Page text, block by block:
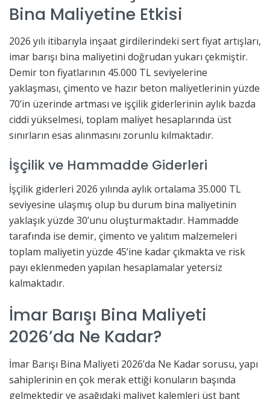
Bina Maliyetine Etkisi
2026 yılı itibarıyla inşaat girdilerindeki sert fiyat artışları,
imar barışı bina maliyetini doğrudan yukarı çekmiştir.
Demir ton fiyatlarının 45.000 TL seviyelerine
yaklaşması, çimento ve hazır beton maliyetlerinin yüzde
70’in üzerinde artması ve işçilik giderlerinin aylık bazda
ciddi yükselmesi, toplam maliyet hesaplarında üst
sınırların esas alınmasını zorunlu kılmaktadır.
İşçilik ve Hammadde Giderleri
İşçilik giderleri 2026 yılında aylık ortalama 35.000 TL
seviyesine ulaşmış olup bu durum bina maliyetinin
yaklaşık yüzde 30’unu oluşturmaktadır. Hammadde
tarafında ise demir, çimento ve yalıtım malzemeleri
toplam maliyetin yüzde 45’ine kadar çıkmakta ve risk
payı eklenmeden yapılan hesaplamalar yetersiz
kalmaktadır.
İmar Barışı Bina Maliyeti
2026’da Ne Kadar?
İmar Barışı Bina Maliyeti 2026’da Ne Kadar sorusu, yapı
sahiplerinin en çok merak ettiği konuların başında
gelmektedir ve aşağıdaki maliyet kalemleri üst bant